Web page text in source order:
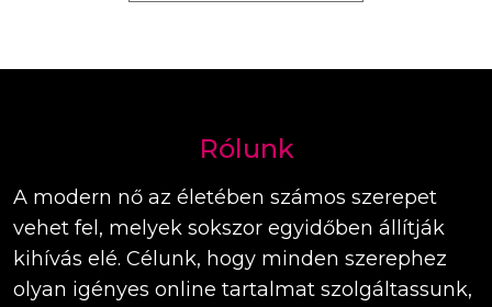
Rólunk
A modern nő az életében számos szerepet
vehet fel, melyek sokszor egyidőben állítják
kihívás elé. Célunk, hogy minden szerephez
olyan igényes online tartalmat szolgáltassunk,